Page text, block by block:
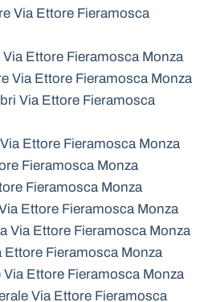
Via Ettore Fieramosca
Ettore Fieramosca Monza
Via Ettore Fieramosca Monza
Via Ettore Fieramosca
Ettore Fieramosca Monza
Fieramosca Monza
Fieramosca Monza
Ettore Fieramosca Monza
Via Ettore Fieramosca Monza
Ettore Fieramosca Monza
Via Ettore Fieramosca Monza
Via Ettore Fieramosca